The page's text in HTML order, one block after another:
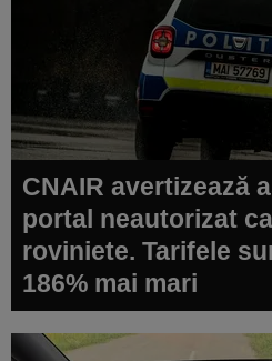
CNAIR avertizează
portal neautorizat
roviniete. Tarifele
186% mai mari